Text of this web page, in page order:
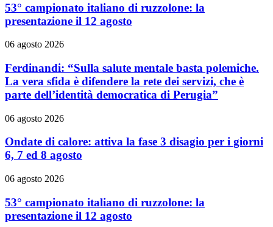
53° campionato italiano di ruzzolone: la
presentazione il 12 agosto
06 agosto 2026
Ferdinandi: “Sulla salute mentale basta polemiche.
La vera sfida è difendere la rete dei servizi, che è
parte dell’identità democratica di Perugia”
06 agosto 2026
Ondate di calore: attiva la fase 3 disagio per i giorni
6, 7 ed 8 agosto
06 agosto 2026
53° campionato italiano di ruzzolone: la
presentazione il 12 agosto